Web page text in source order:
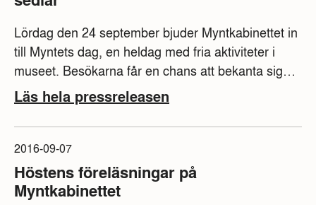
Lördag den 24 september bjuder Myntkabinettet in
till Myntets dag, en heldag med fria aktiviteter i
museet. Besökarna får en chans att bekanta sig
med personerna på de kommande sedlarna -
Greta Garbo och Birgit Nilsson.
Läs hela pressreleasen
2016-09-07
Höstens föreläsningar på
Myntkabinettet